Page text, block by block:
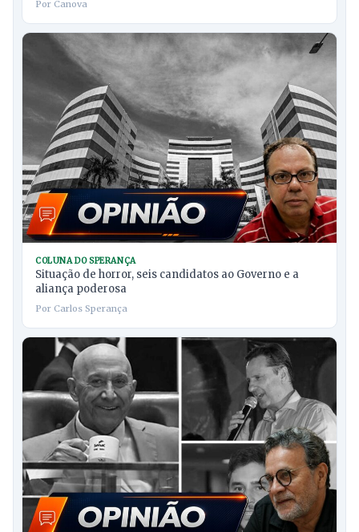
Por Canova
COLUNA DO SPERANÇA
Situação de horror, seis candidatos ao Governo e a
aliança poderosa
Por Carlos Sperança